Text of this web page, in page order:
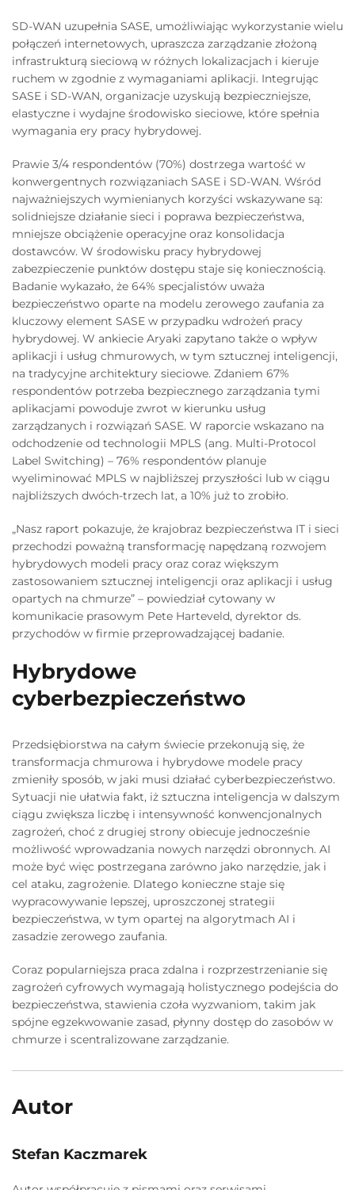
SD-WAN uzupełnia SASE, umożliwiając wykorzystanie wielu
połączeń internetowych, upraszcza zarządzanie złożoną
infrastrukturą sieciową w różnych lokalizacjach i kieruje
ruchem w zgodnie z wymaganiami aplikacji. Integrując
SASE i SD-WAN, organizacje uzyskują bezpieczniejsze,
elastyczne i wydajne środowisko sieciowe, które spełnia
wymagania ery pracy hybrydowej.
Prawie 3/4 respondentów (70%) dostrzega wartość w
konwergentnych rozwiązaniach SASE i SD-WAN. Wśród
najważniejszych wymienianych korzyści wskazywane są:
solidniejsze działanie sieci i poprawa bezpieczeństwa,
mniejsze obciążenie operacyjne oraz konsolidacja
dostawców. W środowisku pracy hybrydowej
zabezpieczenie punktów dostępu staje się koniecznością.
Badanie wykazało, że 64% specjalistów uważa
bezpieczeństwo oparte na modelu zerowego zaufania za
kluczowy element SASE w przypadku wdrożeń pracy
hybrydowej. W ankiecie Aryaki zapytano także o wpływ
aplikacji i usług chmurowych, w tym sztucznej inteligencji,
na tradycyjne architektury sieciowe. Zdaniem 67%
respondentów potrzeba bezpiecznego zarządzania tymi
aplikacjami powoduje zwrot w kierunku usług
zarządzanych i rozwiązań SASE. W raporcie wskazano na
odchodzenie od technologii MPLS (ang. Multi-Protocol
Label Switching) – 76% respondentów planuje
wyeliminować MPLS w najbliższej przyszłości lub w ciągu
najbliższych dwóch-trzech lat, a 10% już to zrobiło.
„Nasz raport pokazuje, że krajobraz bezpieczeństwa IT i sieci
przechodzi poważną transformację napędzaną rozwojem
hybrydowych modeli pracy oraz coraz większym
zastosowaniem sztucznej inteligencji oraz aplikacji i usług
opartych na chmurze” – powiedział cytowany w
komunikacie prasowym Pete Harteveld, dyrektor ds.
przychodów w firmie przeprowadzającej badanie.
Hybrydowe
cyberbezpieczeństwo
Przedsiębiorstwa na całym świecie przekonują się, że
transformacja chmurowa i hybrydowe modele pracy
zmieniły sposób, w jaki musi działać cyberbezpieczeństwo.
Sytuacji nie ułatwia fakt, iż sztuczna inteligencja w dalszym
ciągu zwiększa liczbę i intensywność konwencjonalnych
zagrożeń, choć z drugiej strony obiecuje jednocześnie
możliwość wprowadzania nowych narzędzi obronnych. AI
może być więc postrzegana zarówno jako narzędzie, jak i
cel ataku, zagrożenie. Dlatego konieczne staje się
wypracowywanie lepszej, uproszczonej strategii
bezpieczeństwa, w tym opartej na algorytmach AI i
zasadzie zerowego zaufania.
Coraz popularniejsza praca zdalna i rozprzestrzenianie się
zagrożeń cyfrowych wymagają holistycznego podejścia do
bezpieczeństwa, stawienia czoła wyzwaniom, takim jak
spójne egzekwowanie zasad, płynny dostęp do zasobów w
chmurze i scentralizowane zarządzanie.
Autor
Stefan Kaczmarek